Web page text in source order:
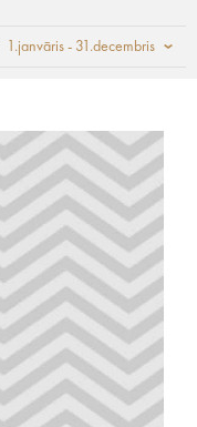
1.janvāris - 31.decembris